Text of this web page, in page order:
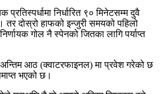
प्रतिस्पर्धामा निर्धारित ९० मिनेटसम्म दुवै
तर दोस्रो हाफको इन्जुरी समयको पहिलो
गोल नै स्पेनको जितका लागि पर्याप्त
आठ (क्वाटरफाइनल) मा प्रवेश गरेको छ
भएको छ।